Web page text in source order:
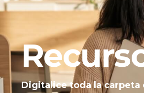
Digitalice toda la carpeta